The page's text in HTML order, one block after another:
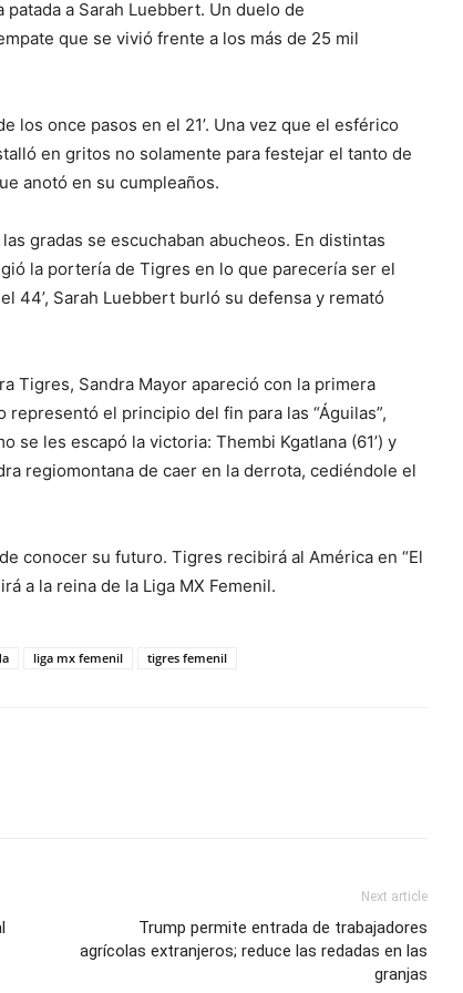
a Sarah Luebbert. Un duelo de
que se vivió frente a los más de 25 mil
los once pasos en el 21’. Una vez que el esférico
en gritos no solamente para festejar el tanto de
anotó en su cumpleaños.
gradas se escuchaban abucheos. En distintas
la portería de Tigres en lo que parecería ser el
44’, Sarah Luebbert burló su defensa y remató
Tigres, Sandra Mayor apareció con la primera
representó el principio del fin para las “Águilas”,
les escapó la victoria: Thembi Kgatlana (61’) y
regiomontana de caer en la derrota, cediéndole el
conocer su futuro. Tigres recibirá al América en “El
a la reina de la Liga MX Femenil.
liga mx femenil tigres femenil
Next article
Trump permite entrada de trabajadores
agrícolas extranjeros; reduce las redadas en las
granjas